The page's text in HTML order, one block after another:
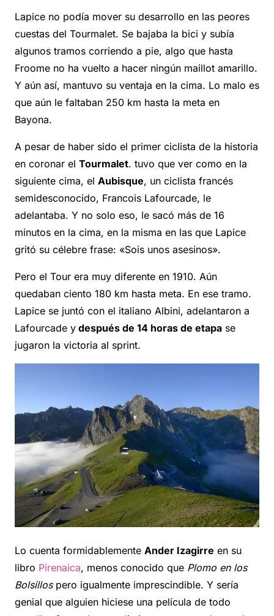
Lapice no podía mover su desarrollo en las peores
cuestas del Tourmalet. Se bajaba la bici y subía
algunos tramos corriendo a pie, algo que hasta
Froome no ha vuelto a hacer ningún maillot amarillo.
Y aún así, mantuvo su ventaja en la cima. Lo malo es
que aún le faltaban 250 km hasta la meta en
Bayona.
A pesar de haber sido el primer ciclista de la historia
en coronar el Tourmalet. tuvo que ver como en la
siguiente cima, el Aubisque, un ciclista francés
semidesconocido, Francois Lafourcade, le
adelantaba. Y no solo eso, le sacó más de 16
minutos en la cima, en la misma en las que Lapice
gritó su célebre frase: «Sois unos asesinos».
Pero el Tour era muy diferente en 1910. Aún
quedaban ciento 180 km hasta meta. En ese tramo.
Lapice se juntó con el italiano Albini, adelantaron a
Lafourcade y después de 14 horas de etapa se
jugaron la victoria al sprint.
Lo cuenta formidablemente Ander Izagirre en su
libro Pirenaica, menos conocido que Plomo en los
Bolsillospero igualmente imprescindible. Y sería
genial que alguien hiciese una película de todo